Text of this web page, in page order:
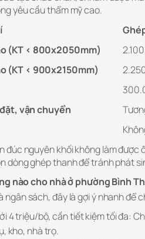
yêu cầu thẩm mỹ cao.
(KT < 800x2050mm)
(KT < 900x2150mm)
vận chuyển
đúc nguyên khối không làm
dòng ghép thanh để tránh phát
nào cho nhà ở phường Bình
ngân sách, đây là gợi ý nhanh để
4 triệu/bộ, cần tiết kiệm tối đa:
kho, nhà trọ.